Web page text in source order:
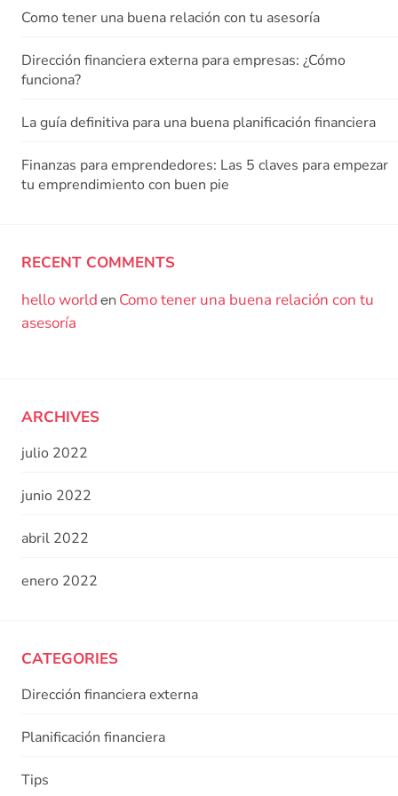
Como tener una buena relación con tu asesoría
Dirección financiera externa para empresas: ¿Cómo
funciona?
La guía definitiva para una buena planificación financiera
Finanzas para emprendedores: Las 5 claves para empezar
tu emprendimiento con buen pie
RECENT COMMENTS
hello world en Como tener una buena relación con tu
asesoría
ARCHIVES
julio 2022
junio 2022
abril 2022
enero 2022
CATEGORIES
Dirección financiera externa
Planificación financiera
Tips